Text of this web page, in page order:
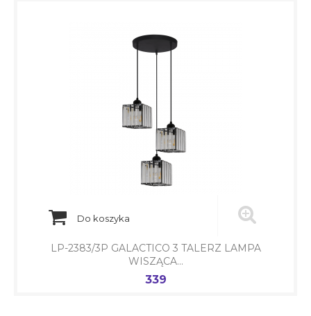
Do koszyka
LP-2383/3P GALACTICO 3 TALERZ LAMPA
WISZĄCA...
Cena
339